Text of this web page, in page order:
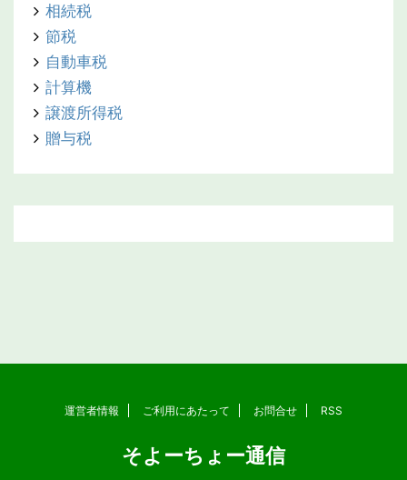
相続税
節税
自動車税
計算機
譲渡所得税
贈与税
運営者情報 ご利用にあたって お問合せ RSS
そよーちょー通信
Copyright© そよーちょー通信 , 2026 All Rights